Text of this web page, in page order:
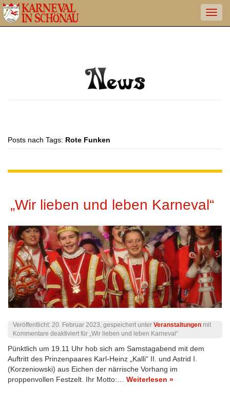
Posts nach Tags: Rote Funken
„Wir lieben und leben Karneval“
Veröffentlicht: 20. Februar 2023 , gespeichert unter Veranstaltungen mit
Kommentare deaktiviert für „Wir lieben und leben Karneval“
Pünktlich um 19.11 Uhr hob sich am Samstagabend mit dem
Auftritt des Prinzenpaares Karl-Heinz „Kalli“ II. und Astrid I.
(Korzeniowski) aus Eichen der närrische Vorhang im
proppenvollen Festzelt. Ihr Motto:… Weiterlesen »